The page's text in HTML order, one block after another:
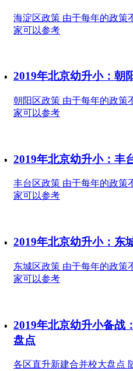
海淀区政策 由于每年的政策
家可以参考
2019年北京幼升小：朝
朝阳区政策 由于每年的政策
家可以参考
2019年北京幼升小：丰
丰台区政策 由于每年的政策
家可以参考
2019年北京幼升小：东
东城区政策 由于每年的政策
家可以参考
2019年北京幼升小备战
盘点
各区直升新建合并校大盘点